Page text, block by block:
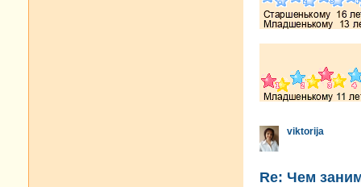
viktorija
Re: Чем